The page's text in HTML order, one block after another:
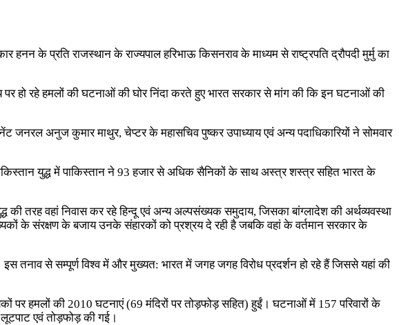
हनन के प्रति राजस्थान के राज्यपाल हरिभाऊ किसनराव के माध्यम से राष्ट्रपति द्रौपदी मुर्मु का
हो रहे हमलों की घटनाओं की घोर निंदा करते हुए भारत सरकार से मांग की कि इन घटनाओं की
जनरल अनुज कुमार माथुर, चेप्टर के महासचिव पुष्कर उपाध्याय एवं अन्य पदाधिकारियों ने सोमवार
युद्ध में पाकिस्तान ने 93 हजार से अधिक सैनिकों के साथ अस्त्र शस्त्र सहित भारत के
तरह वहां निवास कर रहे हिन्दू एवं अन्य अल्पसंख्यक समुदाय, जिसका बांग्लादेश की अर्थव्यवस्था
के संरक्षण के बजाय उनके संहारकों को प्रश्रय दे रही है जबकि वहां के वर्तमान सरकार के
तनाव से सम्पूर्ण विश्व में और मुख्यत: भारत में जगह जगह विरोध प्रदर्शन हो रहे हैं जिससे यहां की
पर हमलों की 2010 घटनाएं (69 मंदिरों पर तोड़फोड़ सहित) हुईं। घटनाओं में 157 परिवारों के
एवं तोड़फोड़ की गई।